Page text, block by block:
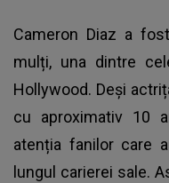
Cameron Diaz a
mulți, una dintre
Hollywood. Deși
cu aproximativ 10
atenția fanilor care
lungul carierei sale.